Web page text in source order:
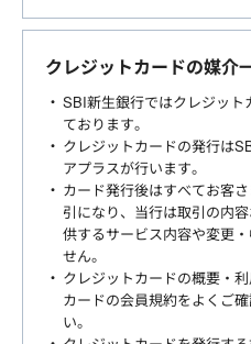
クレジットカードの媒介
SBI新生銀行ではクレジット
ております。
クレジットカードの発行は
アプラスが行います。
カード発行後はすべてお客
引になり、当行は取引の内
供するサービス内容や変更
せん。
クレジットカードの概要・
カードの会員規約をよくご
い。